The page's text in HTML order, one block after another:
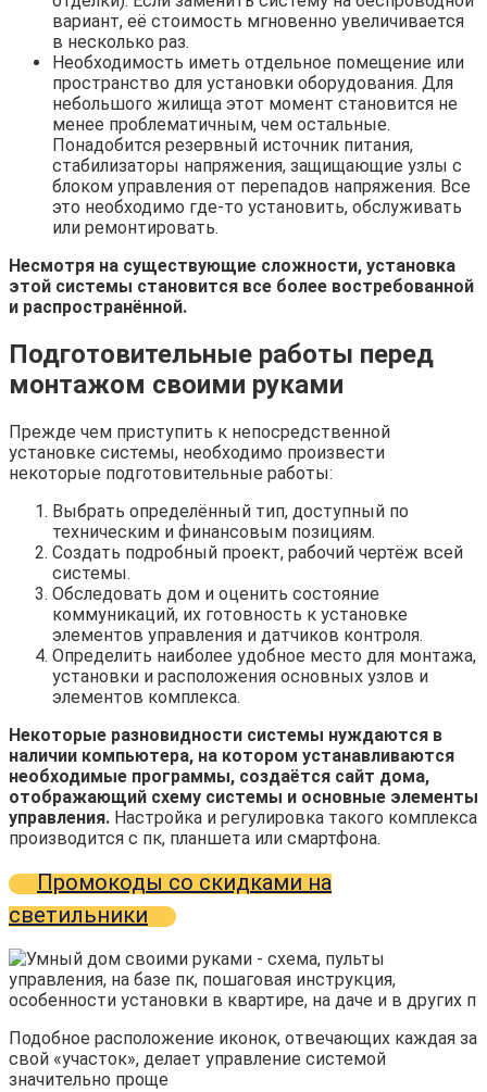
вариант, её стоимость мгновенно увеличивается
в несколько раз.
Необходимость иметь отдельное помещение или
пространство для установки оборудования. Для
небольшого жилища этот момент становится не
менее проблематичным, чем остальные.
Понадобится резервный источник питания,
стабилизаторы напряжения, защищающие узлы с
блоком управления от перепадов напряжения. Все
это необходимо где-то установить, обслуживать
или ремонтировать.
Несмотря на существующие сложности, установка
этой системы становится все более востребованной
и распространённой.
Подготовительные работы перед
монтажом своими руками
Прежде чем приступить к непосредственной
установке системы, необходимо произвести
некоторые подготовительные работы:
Выбрать определённый тип, доступный по
техническим и финансовым позициям.
Создать подробный проект, рабочий чертёж всей
системы.
Обследовать дом и оценить состояние
коммуникаций, их готовность к установке
элементов управления и датчиков контроля.
Определить наиболее удобное место для монтажа,
установки и расположения основных узлов и
элементов комплекса.
Некоторые разновидности системы нуждаются в
наличии компьютера, на котором устанавливаются
необходимые программы, создаётся сайт дома,
отображающий схему системы и основные элементы
управления. Настройка и регулировка такого комплекса
производится с пк, планшета или смартфона.
Промокоды со скидками на
светильники
Подобное расположение иконок, отвечающих каждая за
свой «участок», делает управление системой
значительно проще